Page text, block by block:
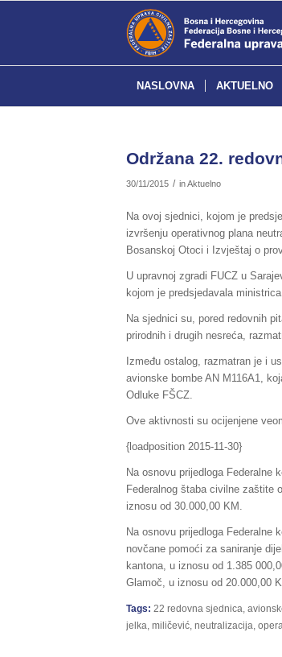
NASLOVNA AKTUELNO
Održana 22.
30/11/2015 / inAktuelno
Na ovoj sjednici, kojom je
izvršenju operativnog plana
Bosanskoj Otoci i Izvještaj o
U upravnoj zgradi FUCZ u
kojom je predsjedavala
Na sjednici su, pored redovnih
prirodnih i drugih nesreća,
Između ostalog, razmatran je i
avionske bombe AN M116A1,
Odluke FŠCZ.
Ove aktivnosti su ocijenjene
{loadposition 2015-11-30}
Na osnovu prijedloga Federalne
Federalnog štaba civilne zaštite
iznosu od 30.000,00 KM.
Na osnovu prijedloga Federalne
novčane pomoći za saniranje
kantona, u iznosu od 1.385
Glamoč, u iznosu od 20.000,00
Tags: 22 redovna sjednica
jelka miličević neutralizacija